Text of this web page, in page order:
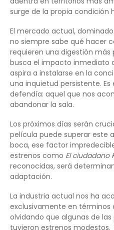
surge de la propia condición
El mercado actual,
no siempre sabe qué hacer
requieren una digestión más
busca el impacto inmediato
aspira a instalarse en la
una inquietud persistente.
defendía: aquel que nos
abandonar la sala.
Los próximos días serán
película puede superar este
boca, ese factor
estrenos como El ciudadano
reconocidas, será
adaptación.
La industria actual nos ha
exclusivamente en términos
olvidando que algunas de
tuvieron estrenos modestos.